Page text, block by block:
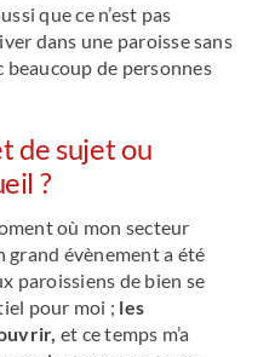
que ce n’est pas
dans une paroisse sans
de personnes
de sujet ou
?
où mon secteur
grand évènement a été
paroissiens de bien se
pour moi ; les
et ce temps m’a